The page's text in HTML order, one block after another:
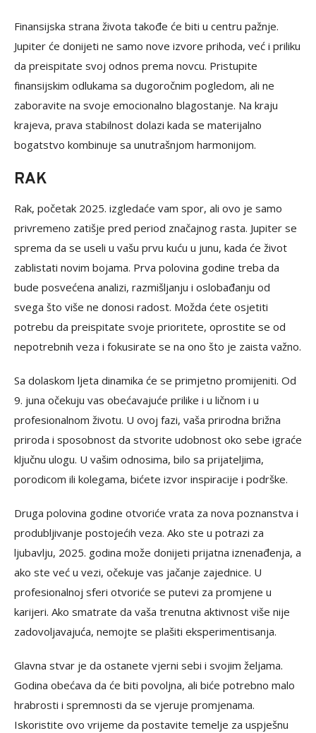
Finansijska strana života takođe će biti u centru pažnje.
Jupiter će donijeti ne samo nove izvore prihoda, već i priliku
da preispitate svoj odnos prema novcu. Pristupite
finansijskim odlukama sa dugoročnim pogledom, ali ne
zaboravite na svoje emocionalno blagostanje. Na kraju
krajeva, prava stabilnost dolazi kada se materijalno
bogatstvo kombinuje sa unutrašnjom harmonijom.
RAK
Rak, početak 2025. izgledaće vam spor, ali ovo je samo
privremeno zatišje pred period značajnog rasta. Jupiter se
sprema da se useli u vašu prvu kuću u junu, kada će život
zablistati novim bojama. Prva polovina godine treba da
bude posvećena analizi, razmišljanju i oslobađanju od
svega što više ne donosi radost. Možda ćete osjetiti
potrebu da preispitate svoje prioritete, oprostite se od
nepotrebnih veza i fokusirate se na ono što je zaista važno.
Sa dolaskom ljeta dinamika će se primjetno promijeniti. Od
9. juna očekuju vas obećavajuće prilike i u ličnom i u
profesionalnom životu. U ovoj fazi, vaša prirodna brižna
priroda i sposobnost da stvorite udobnost oko sebe igraće
ključnu ulogu. U vašim odnosima, bilo sa prijateljima,
porodicom ili kolegama, bićete izvor inspiracije i podrške.
Druga polovina godine otvoriće vrata za nova poznanstva i
produbljivanje postojećih veza. Ako ste u potrazi za
ljubavlju, 2025. godina može donijeti prijatna iznenađenja, a
ako ste već u vezi, očekuje vas jačanje zajednice. U
profesionalnoj sferi otvoriće se putevi za promjene u
karijeri. Ako smatrate da vaša trenutna aktivnost više nije
zadovoljavajuća, nemojte se plašiti eksperimentisanja.
Glavna stvar je da ostanete vjerni sebi i svojim željama.
Godina obećava da će biti povoljna, ali biće potrebno malo
hrabrosti i spremnosti da se vjeruje promjenama.
Iskoristite ovo vrijeme da postavite temelje za uspješnu